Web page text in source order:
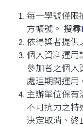
每一學號僅限
方帳號。 搜尋
依得獎者提供
個人資料運用
參加者之個人
處理期間運用
主辦單位保有
不可抗力之特
決定取消、終